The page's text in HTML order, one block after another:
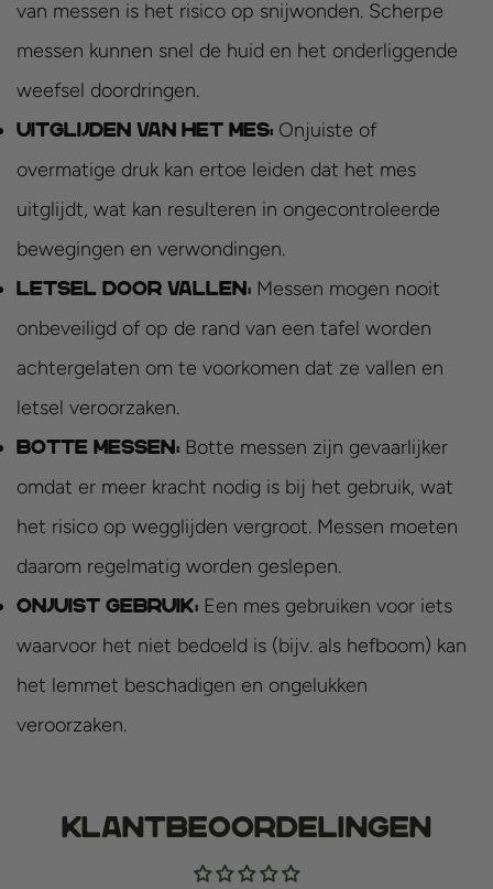
van messen is het risico op snijwonden. Scherpe
messen kunnen snel de huid en het onderliggende
weefsel doordringen.
Uitglijden van het mes: Onjuiste of
overmatige druk kan ertoe leiden dat het mes
uitglijdt, wat kan resulteren in ongecontroleerde
bewegingen en verwondingen.
Letsel door vallen: Messen mogen nooit
onbeveiligd of op de rand van een tafel worden
achtergelaten om te voorkomen dat ze vallen en
letsel veroorzaken.
Botte messen: Botte messen zijn gevaarlijker
omdat er meer kracht nodig is bij het gebruik, wat
het risico op wegglijden vergroot. Messen moeten
daarom regelmatig worden geslepen.
Onjuist gebruik: Een mes gebruiken voor iets
waarvoor het niet bedoeld is (bijv. als hefboom) kan
het lemmet beschadigen en ongelukken
veroorzaken.
Klantbeoordelingen